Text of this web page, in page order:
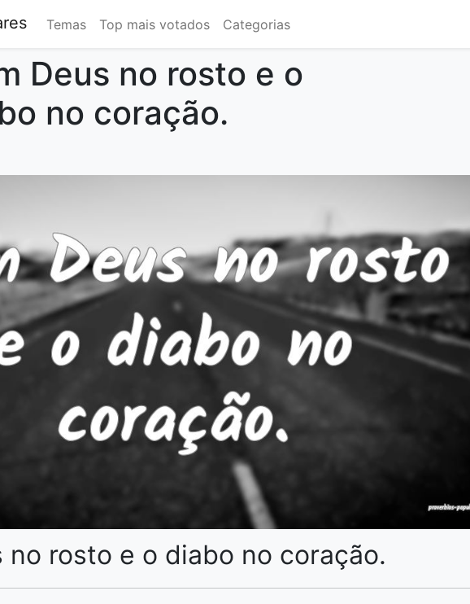
Temas Top mais votados Categorias
Deus no rosto e o
no coração.
no rosto e o diabo no coração.